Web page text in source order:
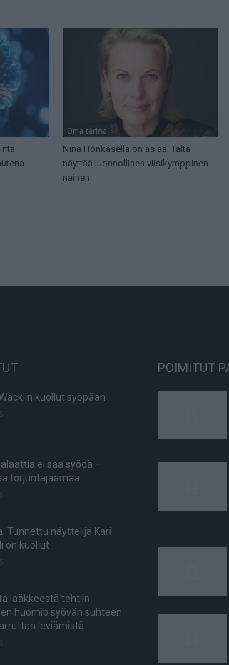
Oma tarina
Nina Honkasella on asiaa: Tältä
näyttää luonnollinen viisikymppinen
nainen
kuollut syöpään
ei saa syödä –
torjuntajäämää
Tunnettu näyttelijä Kari
on kuollut
lääkkeestä tehtiin
huomio syövän suhteen
leviämistä
POIMITUT